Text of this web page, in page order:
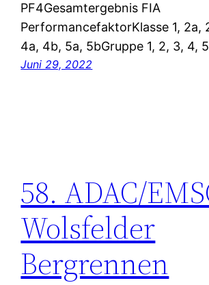
PF4Gesamtergebnis FIA
PerformancefaktorKlasse 1, 2a,
4a, 4b, 5a, 5bGruppe 1, 2, 3, 4, 5
Juni 29, 2022
58. ADAC/
Wolsfelder
Bergrennen